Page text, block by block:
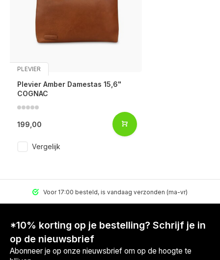
PLEVIER
Plevier Amber Damestas 15,6"
COGNAC
199,00
Vergelijk
Voor 17:00 besteld, is vandaag verzonden (ma-vr)
*10% korting op je bestelling? Schrijf je in
op de nieuwsbrief
Abonneer je op onze nieuwsbrief om op de hoogte te